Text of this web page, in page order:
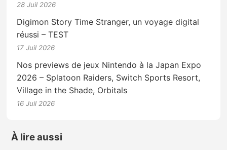
28 Juil 2026
Digimon Story Time Stranger, un voyage digital
réussi – TEST
17 Juil 2026
Nos previews de jeux Nintendo à la Japan Expo
2026 – Splatoon Raiders, Switch Sports Resort,
Village in the Shade, Orbitals
16 Juil 2026
À lire aussi